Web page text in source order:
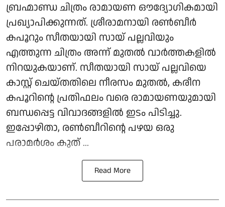
ബ്രഹ്മാണ്ഡ ചിത്രം രാമായണ ഔദ്യോഗികമായി
പ്രഖ്യാപിക്കുന്നത്. ശ്രീരാമനായി രൺബീർ
കപൂറും സീതയായി സായ് പല്ലവിയും
എത്തുന്ന ചിത്രം അന്ന് മുതൽ വാർത്തകളിൽ
നിറയുകയാണ്. സീതയായി സായ് പല്ലവിയെ
കാസ്റ്റ് ചെയ്തതിലെ നീരസം മുതൽ, കരീന
കപൂറിന്റെ പ്രതിഫലം വരെ രാമായണയുമായി
ബന്ധപ്പെട്ട വിവാദങ്ങളിൽ ഇടം പിടിച്ചു.
ഇപ്പോഴിതാ, രൺബീറിന്റെ പഴയ ഒരു
പരാമർശം കുത് ...
Read More